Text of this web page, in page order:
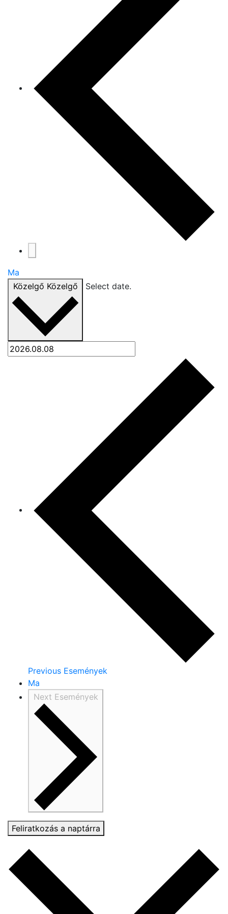
Ma
Közelgő Közelgő Select date.
Previous Események
Ma
Next Események
Feliratkozás a naptárra